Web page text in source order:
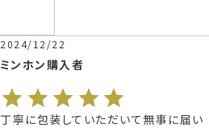
ミンホン購入者
2024/12/22
丁寧に包装していただいて無事に届い